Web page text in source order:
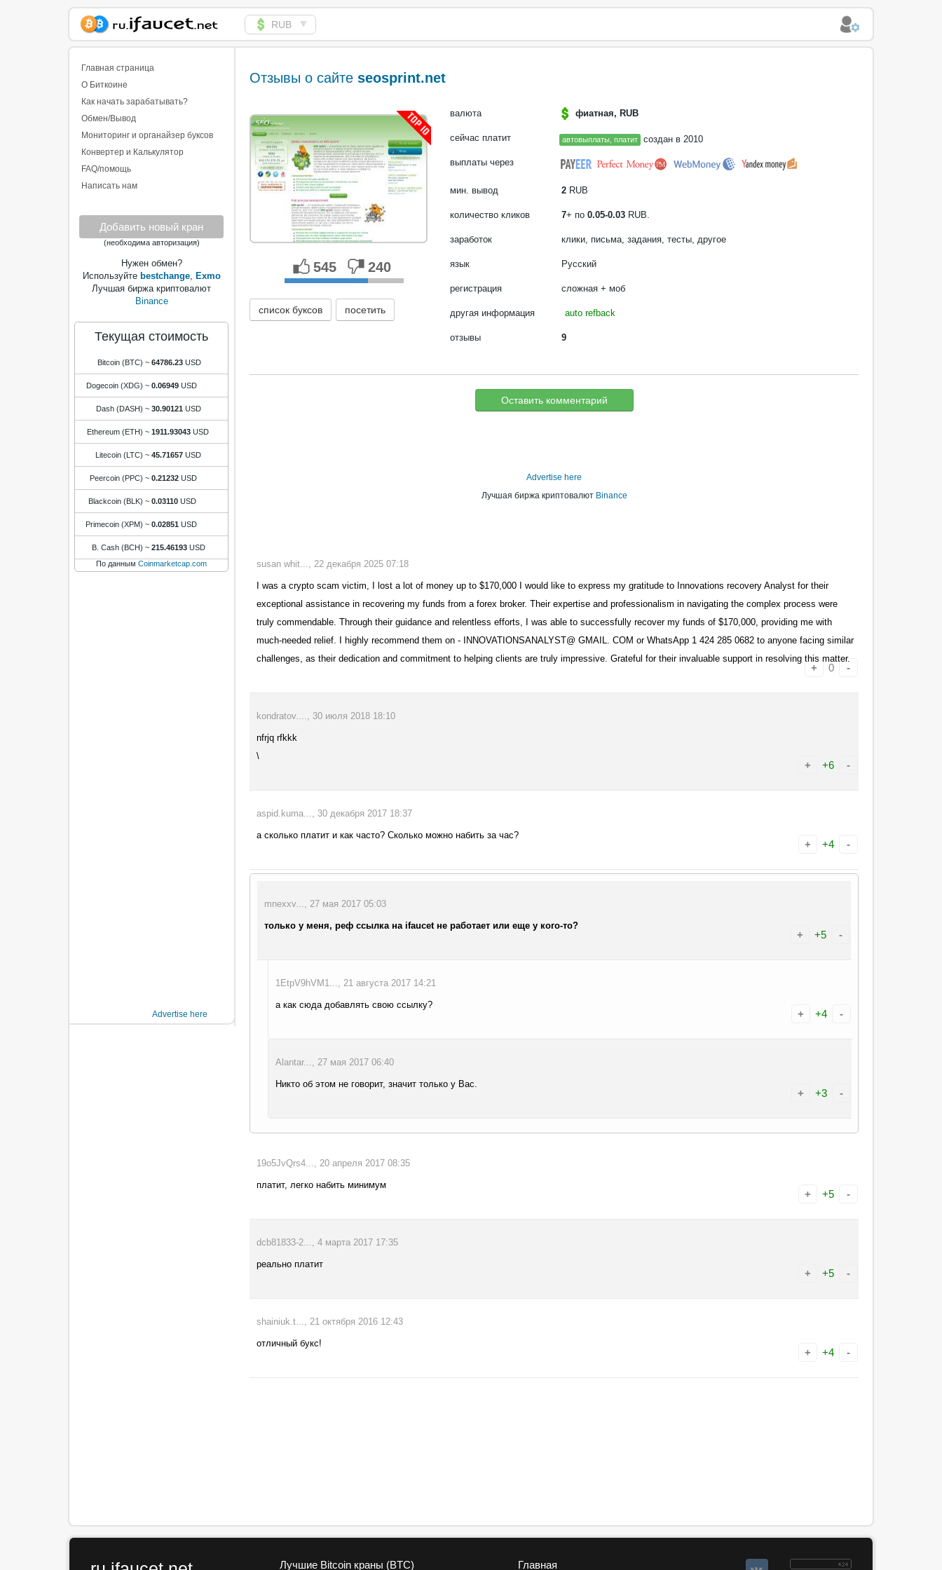
Сборщик Биткоина
самая большая
коллекция
RUB ▼
Главная страница
О Биткоине
Как начать зарабатывать?
Обмен/Вывод
Мониторинг и органайзер буксов
Конвертер и Калькулятор
FAQ/помощь
Написать нам
Добавить новый кран
(необходима авторизация)
Нужен обмен?
Используйте bestchange, Exmo
Лучшая биржа криптовалют
Binance
Текущая стоимость
Bitcoin (BTC) ~ 64786.23 USD
Dogecoin (XDG) ~ 0.06949 USD
Dash (DASH) ~ 30.90121 USD
Ethereum (ETH) ~ 1911.93043 USD
Litecoin (LTC) ~ 45.71657 USD
Peercoin (PPC) ~ 0.21232 USD
Blackcoin (BLK) ~ 0.03110 USD
Primecoin (XPM) ~ 0.02851 USD
B. Cash (BCH) ~ 215.46193 USD
По данным Coinmarketcap.com
Advertise here
Отзывы о сайте seosprint.net
545 240
список буксов посетить
валюта фиатная, RUB
сейчас платит автовыплаты, платит создан в 2010
выплаты через
мин. вывод 2 RUB
количество кликов 7+ по 0.05-0.03 RUB.
заработок клики, письма, задания, тесты, другое
язык Русский
регистрация сложная + моб
другая информация auto refback
отзывы 9
Оставить комментарий
Advertise here
Лучшая биржа криптовалют Binance
susan whit..., 22 декабря 2025 07:18
I was a crypto scam victim, I lost a lot of money up to $170,000 I would like to express my gratitude to Innovations recovery Analyst for their
exceptional assistance in recovering my funds from a forex broker. Their expertise and professionalism in navigating the complex process were
truly commendable. Through their guidance and relentless efforts, I was able to successfully recover my funds of $170,000, providing me with
much-needed relief. I highly recommend them on - INNOVATIONSANALYST@ GMAIL. COM or WhatsApp 1 424 285 0682 to anyone facing similar
challenges, as their dedication and commitment to helping clients are truly impressive. Grateful for their invaluable support in resolving this matter.
+ 0 -
kondratov...., 30 июля 2018 18:10
nfrjq rfkkk
\
+ +6 -
aspid.kuma..., 30 декабря 2017 18:37
а сколько платит и как часто? Сколько можно набить за час?
+ +4 -
mnexxv..., 27 мая 2017 05:03
только у меня, реф ссылка на ifaucet не работает или еще у кого-то?
+ +5 -
1EtpV9hVM1..., 21 августа 2017 14:21
а как сюда добавлять свою ссылку?
+ +4 -
Alantar..., 27 мая 2017 06:40
Никто об этом не говорит, значит только у Вас.
+ +3 -
19o5JvQrs4..., 20 апреля 2017 08:35
платит, легко набить минимум
+ +5 -
dcb81833-2..., 4 марта 2017 17:35
реально платит
+ +5 -
shainiuk.t..., 21 октября 2016 12:43
отличный букс!
+ +4 -
Лучшие Bitcoin краны (BTC) Главная